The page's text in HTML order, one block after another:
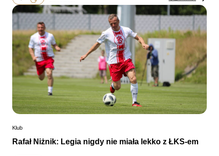
Klub
Rafał Niżnik: Legia nigdy nie miała lekko z ŁKS-em